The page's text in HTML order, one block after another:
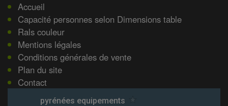
Accueil
Capacité personnes selon Dimensions table
Rals couleur
Mentions légales
Conditions générales de vente
Plan du site
Contact